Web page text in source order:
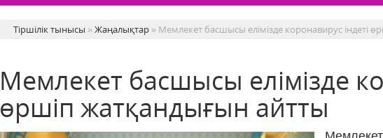
Тіршілік тынысы »Жаңалықтар » Мемлекет басшысы елімізде коронавирус індеті
Мемлекет басшысы елімізде
өршіп жатқандығын айтты